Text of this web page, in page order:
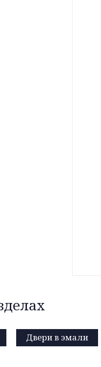
Двери в эмали